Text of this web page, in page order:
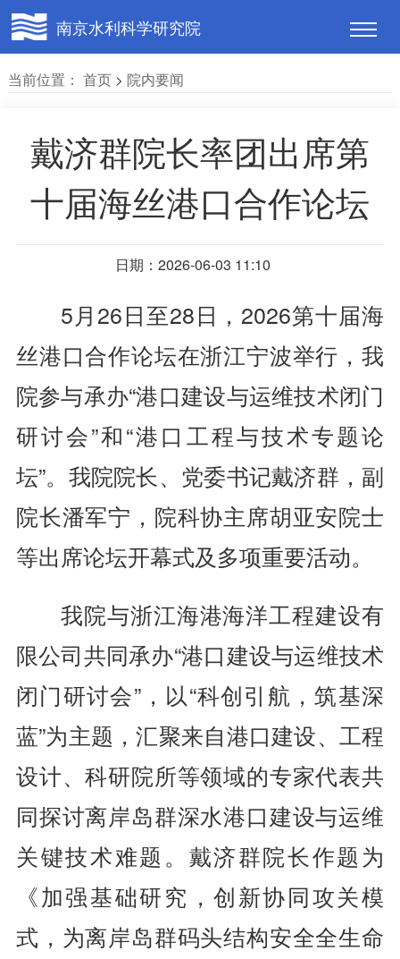
南京水利科学研究院
当前位置： 首页> 院内要闻
戴济群院长率团出席第
十届海丝港口合作论坛
日期：2026-06-03 11:10
5月26日至28日，2026第十届海
丝港口合作论坛在浙江宁波举行，我
院参与承办“港口建设与运维技术闭门
研讨会”和“港口工程与技术专题论
坛”。我院院长、党委书记戴济群，副
院长潘军宁，院科协主席胡亚安院士
等出席论坛开幕式及多项重要活动。
我院与浙江海港海洋工程建设有
限公司共同承办“港口建设与运维技术
闭门研讨会”，以“科创引航，筑基深
蓝”为主题，汇聚来自港口建设、工程
设计、科研院所等领域的专家代表共
同探讨离岸岛群深水港口建设与运维
关键技术难题。戴济群院长作题为
《加强基础研究，创新协同攻关模
式，为离岸岛群码头结构安全全生命